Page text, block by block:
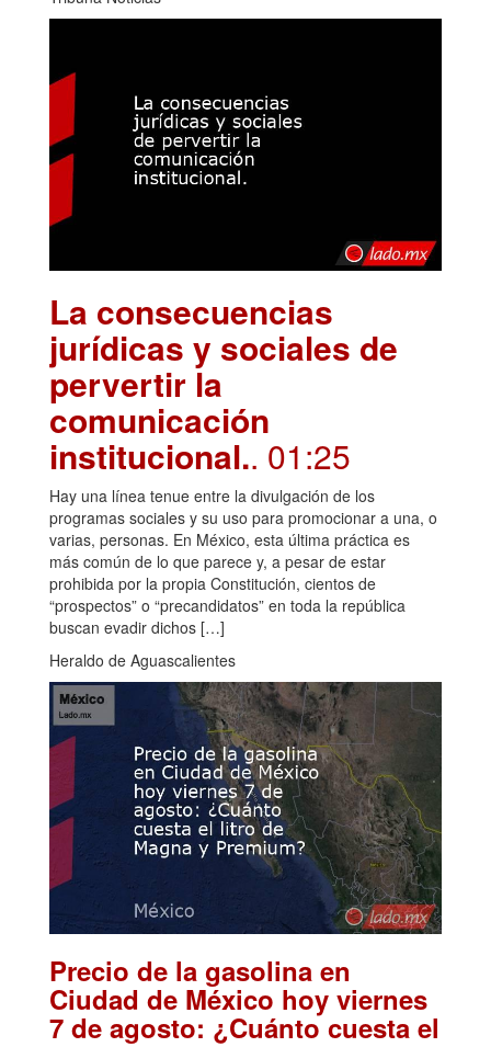
La consecuencias
jurídicas y sociales de
pervertir la
comunicación
institucional.. 01:25
Hay una línea tenue entre la divulgación de los
programas sociales y su uso para promocionar a una, o
varias, personas. En México, esta última práctica es
más común de lo que parece y, a pesar de estar
prohibida por la propia Constitución, cientos de
“prospectos” o “precandidatos” en toda la república
buscan evadir dichos […]
Heraldo de Aguascalientes
Precio de la gasolina en
Ciudad de México hoy viernes
7 de agosto: ¿Cuánto cuesta el